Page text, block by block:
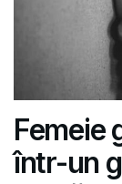
Femeie
într-un